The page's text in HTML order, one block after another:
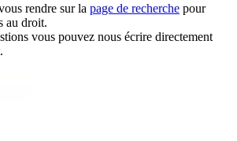
rendre sur la page de recherche pour
au droit.
vous pouvez nous écrire directement
.